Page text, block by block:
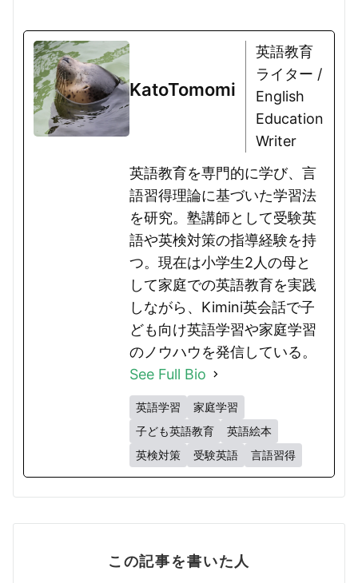
KatoTomomi
英語教育
ライター /
English
Education
Writer
英語教育を専門的に学び、言
語習得理論に基づいた学習法
を研究。塾講師として受験英
語や英検対策の指導経験を持
つ。現在は小学生2人の母と
して家庭での英語教育を実践
しながら、Kimini英会話で子
ども向け英語学習や家庭学習
のノウハウを発信している。
See Full Bio
英語学習
家庭学習
子ども英語教育
英語絵本
英検対策
受験英語 言語習得
この記事を書いた人